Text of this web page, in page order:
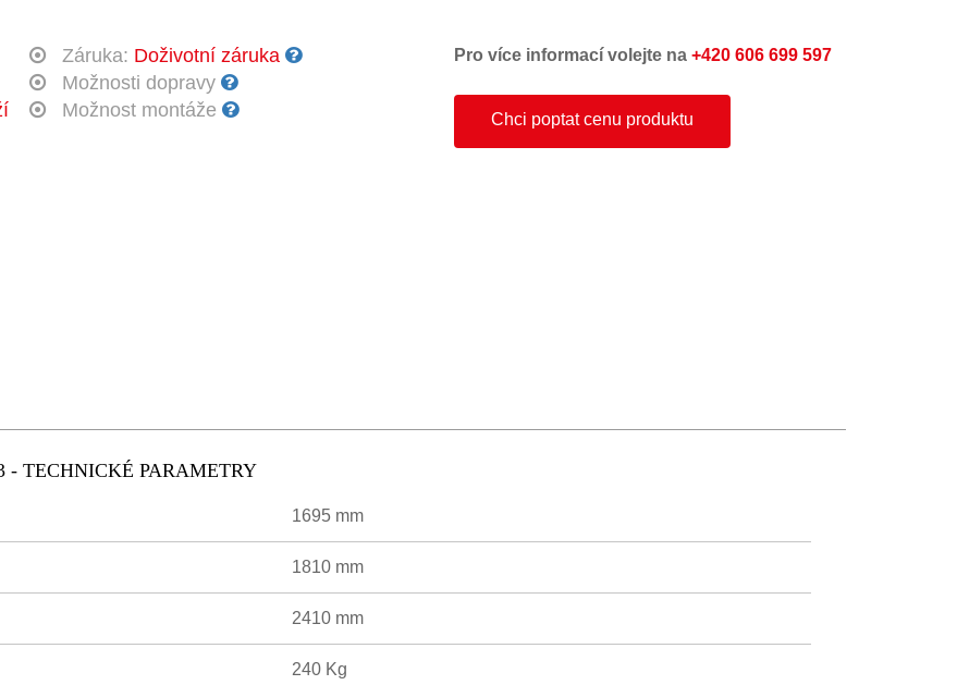
Záruka: Doživotní záruka
Možnosti dopravy
Možnost montáže
Pro více informací volejte na +420 606 699 597
Chci poptat cenu produktu
- TECHNICKÉ PARAMETRY
1695 mm
1810 mm
2410 mm
240 Kg